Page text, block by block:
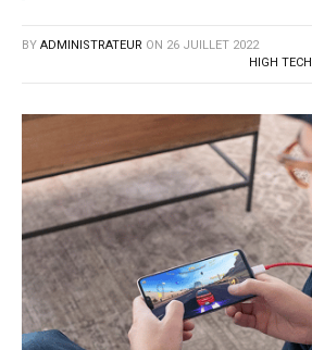
BY ADMINISTRATEUR ON 26 JUILLET 2022
HIGH TECH